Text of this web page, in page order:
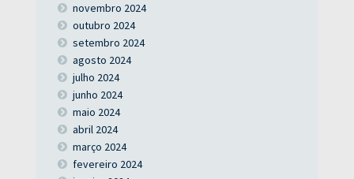
novembro 2024
outubro 2024
setembro 2024
agosto 2024
julho 2024
junho 2024
maio 2024
abril 2024
março 2024
fevereiro 2024